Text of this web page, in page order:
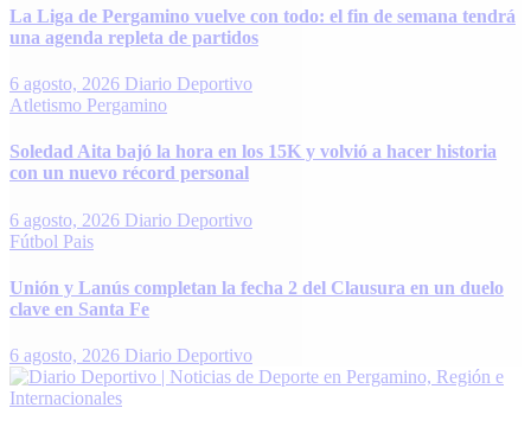
La Liga de Pergamino vuelve con todo: el fin de semana tendrá
una agenda repleta de partidos
6 agosto, 2026 Diario Deportivo
Atletismo Pergamino
Soledad Aita bajó la hora en los 15K y volvió a hacer historia
con un nuevo récord personal
6 agosto, 2026 Diario Deportivo
Fútbol Pais
Unión y Lanús completan la fecha 2 del Clausura en un duelo
clave en Santa Fe
6 agosto, 2026 Diario Deportivo